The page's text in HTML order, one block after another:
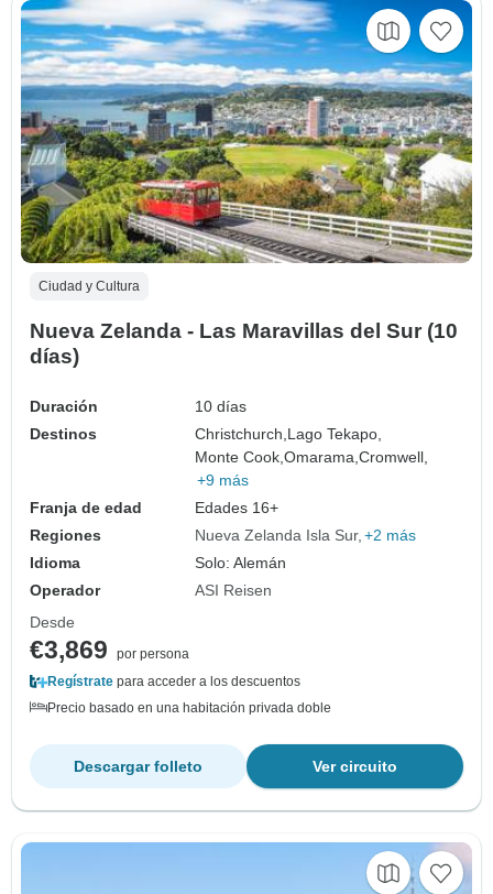
Ciudad y Cultura
Nueva Zelanda - Las Maravillas del Sur (10
días)
Duración
10 días
Destinos
Christchurch, Lago Tekapo,
Monte Cook,Omarama,Cromwell,
+9 más
Franja de edad
Edades 16+
Regiones
Nueva Zelanda Isla Sur +2 más
Idioma
Solo: Alemán
Operador
ASI Reisen
Desde
€3,869
por persona
Regístrate para acceder a los descuentos
Precio basado en una habitación privada doble
Ver circuito
Descargar folleto